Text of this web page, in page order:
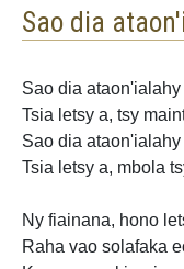
Sao dia
Sao dia
Tsia letsy a, tsy
Sao dia
Tsia letsy a, mbola
Ny fiainana, hono
Raha vao solafaka